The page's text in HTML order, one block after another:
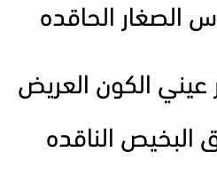
الصغار الحاقده
الكون العريض
البخيص الناقده